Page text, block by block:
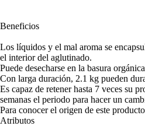
Beneficios
Los líquidos y el mal aroma se
el interior del aglutinado.
Puede desecharse en la basura
Con larga duración, 2.1 kg pueden
Es capaz de retener hasta 7 veces su
semanas el periodo para hacer un
Para conocer el origen de este
Atributos